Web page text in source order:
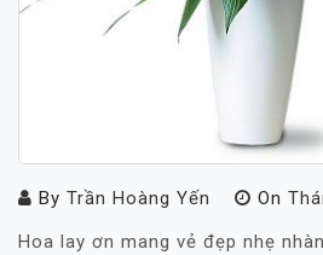
By Trần Hoàng Yến On
Hoa lay ơn mang vẻ đẹp nhẹ